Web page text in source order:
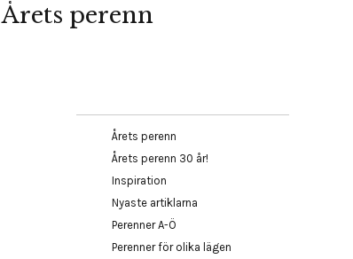
Årets perenn
Årets perenn
Årets perenn 30 år!
Inspiration
Nyaste artiklarna
Perenner A-Ö
Perenner för olika lägen